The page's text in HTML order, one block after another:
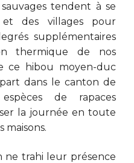
tendent à se
et des villages pour
supplémentaires
thermique de nos
ce hibou moyen-duc
dans le canton de
de rapaces
la journée en toute
maisons.
ne trahi leur présence